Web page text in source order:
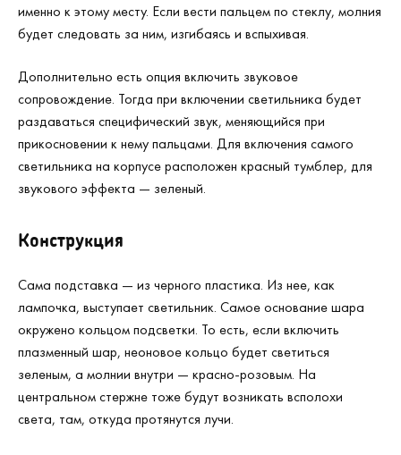
именно к этому месту. Если вести пальцем по стеклу, молния
будет следовать за ним, изгибаясь и вспыхивая.
Дополнительно есть опция включить звуковое
сопровождение. Тогда при включении светильника будет
раздаваться специфический звук, меняющийся при
прикосновении к нему пальцами. Для включения самого
светильника на корпусе расположен красный тумблер, для
звукового эффекта — зеленый.
Конструкция
Сама подставка — из черного пластика. Из нее, как
лампочка, выступает светильник. Самое основание шара
окружено кольцом подсветки. То есть, если включить
плазменный шар, неоновое кольцо будет светиться
зеленым, а молнии внутри — красно-розовым. На
центральном стержне тоже будут возникать всполохи
света, там, откуда протянутся лучи.